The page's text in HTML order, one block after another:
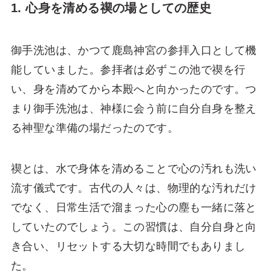
1. 心身を清める禊の場としての歴史
御手洗池は、かつて鹿島神宮の参拝入口として機
能していました。参拝者は必ずこの池で禊を行
い、身を清めてから本殿へと向かったのです。つ
まり御手洗池は、神様に会う前に自分自身を整え
る神聖な準備の場だったのです。
禊とは、水で身体を清めることで心の汚れも洗い
流す儀式です。古代の人々は、物理的な汚れだけ
でなく、日常生活で溜まった心の塵も一緒に落と
していたのでしょう。この習慣は、自分自身と向
き合い、リセットする大切な時間でもありまし
た。